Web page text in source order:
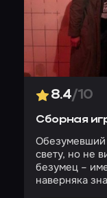
8.4/10
Сборная
Обезумевший
свету, но не
безумец –
наверняка